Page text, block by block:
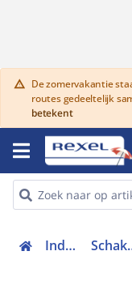
warning De zomervakantie
routes gedeeltelijk
betekent
Industriele componenten